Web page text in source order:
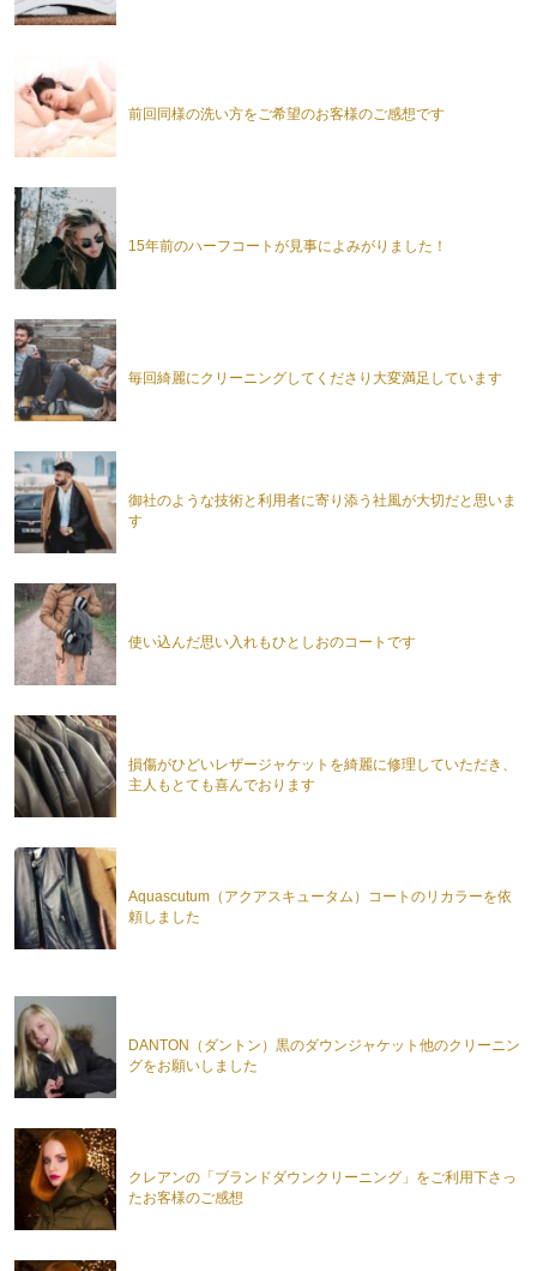
前回同様の洗い方をご希望のお客様のご感想です
15年前のハーフコートが見事によみがりました！
毎回綺麗にクリーニングしてくださり大変満足しています
御社のような技術と利用者に寄り添う社風が大切だと思いま
す
使い込んだ思い入れもひとしおのコートです
損傷がひどいレザージャケットを綺麗に修理していただき、
主人もとても喜んでおります
Aquascutum（アクアスキュータム）コートのリカラーを依
頼しました
DANTON（ダントン）黒のダウンジャケット他のクリーニン
グをお願いしました
クレアンの「ブランドダウンクリーニング」をご利用下さっ
たお客様のご感想